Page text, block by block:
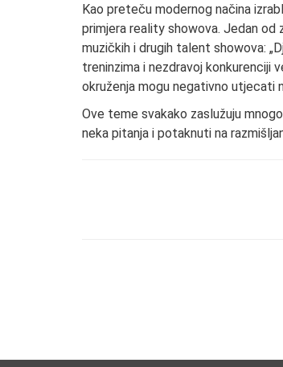
Kao preteču modernog načina
primjera reality showova. Jedan od
muzičkih i drugih talent showova:
treninzima i nezdravoj konkurenciji
okruženja mogu negativno utjecati
Ove teme svakako zaslužuju
neka pitanja i potaknuti na